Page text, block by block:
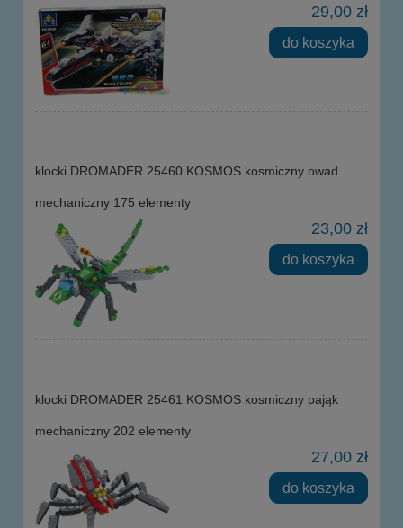
29,00 zł
do koszyka
klocki DROMADER 25460 KOSMOS kosmiczny owad
mechaniczny 175 elementy
23,00 zł
do koszyka
klocki DROMADER 25461 KOSMOS kosmiczny pająk
mechaniczny 202 elementy
27,00 zł
do koszyka